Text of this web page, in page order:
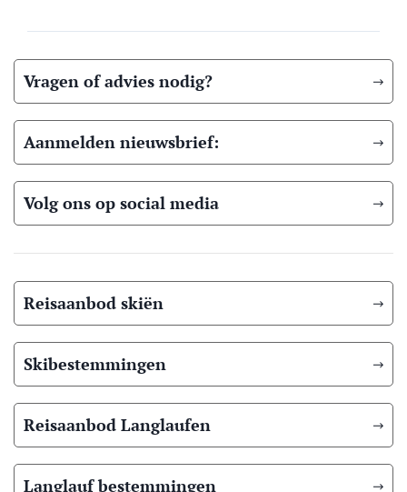
Vragen of advies nodig?
Aanmelden nieuwsbrief:
Volg ons op social media
Reisaanbod skiën
Skibestemmingen
Reisaanbod Langlaufen
Langlauf bestemmingen